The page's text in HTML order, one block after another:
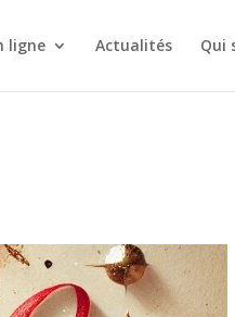
ligne Actualités Qui